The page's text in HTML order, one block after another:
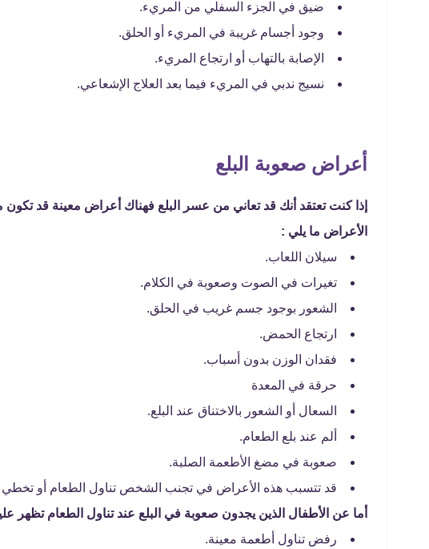
ضيق في الجزء السفلي من المريء.
وجود أجسام غريبة في المريء أو الحلق.
الإصابة بالتهاب أو ارتجاع المريء.
نسيج ندبي في المريء فيما بعد العلاج الإشعاعي.
أعراض صعوبة البلع
إذا كنت تعتقد أنك قد تعاني من عسر البلع فهناك أعراض معينة قد
الأعراض ما يلي :
سيلان اللعاب.
تغيرات في الصوت وصعوبة في الكلام.
الشعور بوجود جسم غريب في الحلق.
ارتجاع الحمض.
فقدان الوزن بدون أسباب.
حرقة في المعدة
السعال أو الشعور بالاختناق عند البلع.
ألم عند بلع الطعام.
صعوبة في مضغ الأطعمة الصلبة.
قد تتسبب هذه الأعراض في تجنب الشخص تناول الطعام أو تخطي
أما عن الأطفال الذين يجدون صعوبة في البلع عند تناول الطعام
رفض تناول أطعمة معينة.